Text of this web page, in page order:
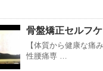
骨盤矯正セルフ
【体質から健康な痛
性腰痛専 …